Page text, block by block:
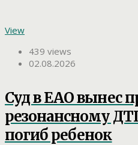
View
439 views
02.08.2026
Суд в ЕАО вынес
резонансному
погиб ребенок